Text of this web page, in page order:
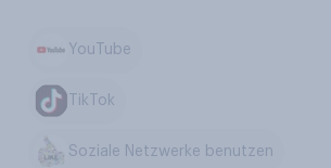
YouTube
TikTok
Soziale Netzwerke benutzen